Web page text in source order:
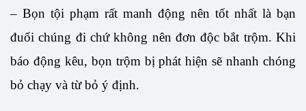
– Bọn tội phạm rất manh động nên tốt nhất là bạn
đuổi chúng đi chứ không nên đơn độc bắt trộm. Khi
báo động kêu, bọn trộm bị phát hiện sẽ nhanh chóng
bỏ chạy và từ bỏ ý định.